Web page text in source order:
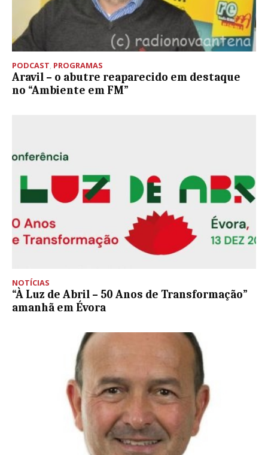
PODCAST, PROGRAMAS
Aravil – o abutre reaparecido em destaque
no “Ambiente em FM”
NOTÍCIAS
“À Luz de Abril – 50 Anos de Transformação”
amanhã em Évora